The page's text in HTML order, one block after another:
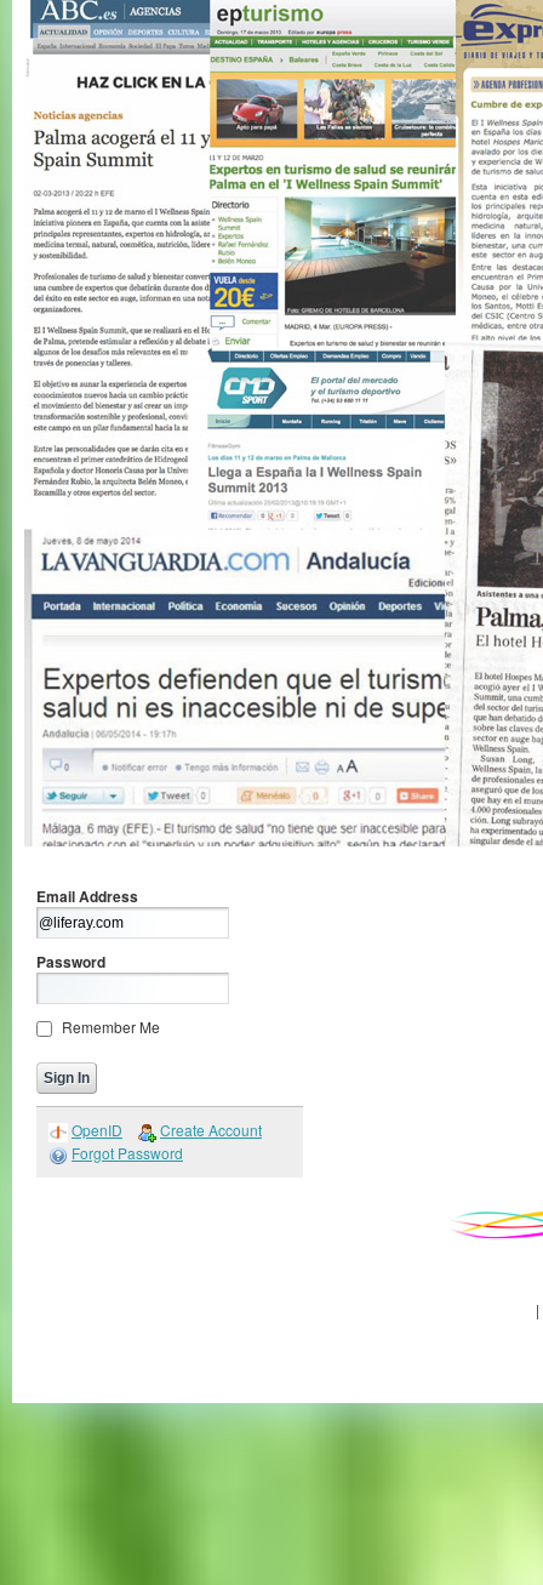
Email Address
Password
Remember Me
OpenID
Create Account
Forgot Password
|